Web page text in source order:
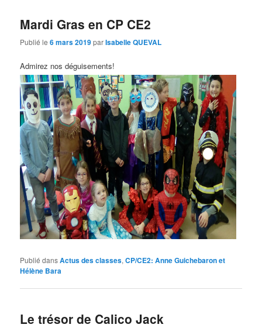
Mardi Gras en CP CE2
Publié le6 mars 2019parIsabelle QUEVAL
Admirez nos déguisements!
Publié dansActus des classes,CP/CE2: Anne Guichebaron et
Hélène Bara
Le trésor de Calico Jack